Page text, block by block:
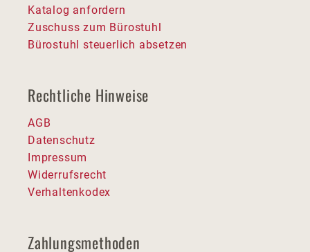
Katalog anfordern
Zuschuss zum Bürostuhl
Bürostuhl steuerlich absetzen
Rechtliche Hinweise
AGB
Datenschutz
Impressum
Widerrufsrecht
Verhaltenkodex
Zahlungsmethoden